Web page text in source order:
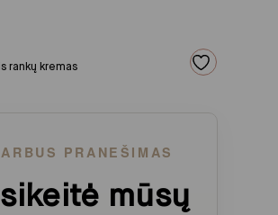
rankų kremas
PRANEŠIMAS
mūsų